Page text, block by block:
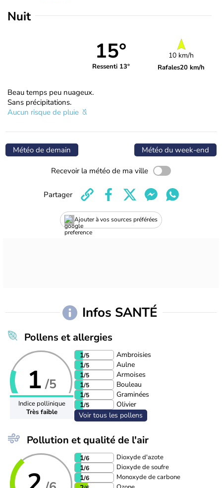
Nuit
15°
Ressenti 13°
10 km/h
Rafales20 km/h
Beau temps peu nuageux.
Sans précipitations.
Aucun risque de pluie
Météo de demain Météo du week-end
Recevoir la météo de ma ville
Ajouter à vos sources préférées
Partager
Infos SANTÉ
Pollens et allergies
1 /5
Indice pollinique
Très faible
1/5
Ambroisies
1/5
Aulne
1/5
Armoises
1/5
Bouleau
1/5
Graminées
1/5
Olivier
Voir tous les pollens
Pollution et qualité de l'air
1/6 Dioxyde d'azote
1/6 Dioxyde de soufre
1/6 Monoxyde de carbone